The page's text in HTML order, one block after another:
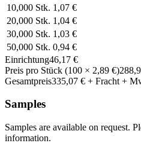
10,000 Stk. 1,07 €
20,000 Stk. 1,04 €
30,000 Stk. 1,03 €
50,000 Stk. 0,94 €
Einrichtung46,17 €
Preis pro Stück (100 × 2,89 €)
Gesamtpreis335,07 € + Fracht +
Samples
Samples are available on request.
information.